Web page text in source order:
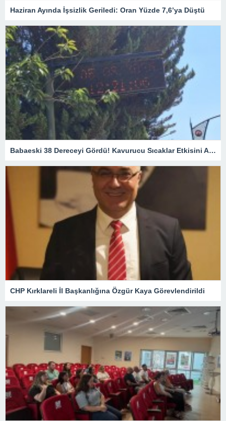
Haziran Ayında İşsizlik Geriledi: Oran Yüzde 7,6’ya Düştü
Babaeski 38 Dereceyi Gördü! Kavurucu Sıcaklar Etkisini Artırıyor
CHP Kırklareli İl Başkanlığına Özgür Kaya Görevlendirildi